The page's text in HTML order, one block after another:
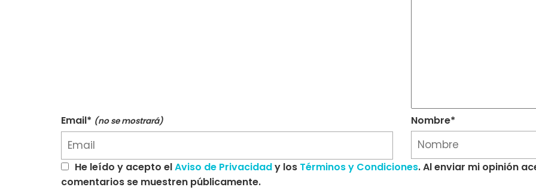
Email* (no se mostrará) Nombre*
He leído y acepto elAviso de Privacidady los Términos y Condiciones. Al enviar mi opinión
comentarios se muestren públicamente.